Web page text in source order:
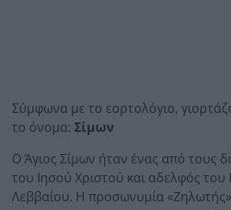
Σύμφωνα με το εορτολόγιο,
το όνομα: Σίμων
Ο Άγιος Σίμων ήταν ένας από τους
του Ιησού Χριστού και αδελφός του
Λεββαίου. Η προσωνυμία